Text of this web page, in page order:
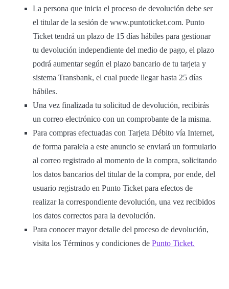
La persona que inicia el proceso de devolución debe ser
el titular de la sesión de www.puntoticket.com. Punto
Ticket tendrá un plazo de 15 días hábiles para gestionar
tu devolución independiente del medio de pago, el plazo
podrá aumentar según el plazo bancario de tu tarjeta y
sistema Transbank, el cual puede llegar hasta 25 días
hábiles.
Una vez finalizada tu solicitud de devolución, recibirás
un correo electrónico con un comprobante de la misma.
Para compras efectuadas con Tarjeta Débito vía Internet,
de forma paralela a este anuncio se enviará un formulario
al correo registrado al momento de la compra, solicitando
los datos bancarios del titular de la compra, por ende, del
usuario registrado en Punto Ticket para efectos de
realizar la correspondiente devolución, una vez recibidos
los datos correctos para la devolución.
Para conocer mayor detalle del proceso de devolución,
visita los Términos y condiciones de Punto Ticket.